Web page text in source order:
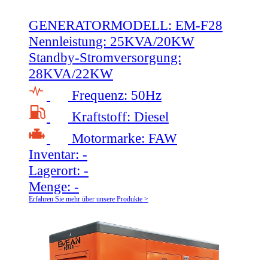
GENERATORMODELL: EM-F28
Nennleistung: 25KVA/20KW
Standby-Stromversorgung:
28KVA/22KW
Frequenz: 50Hz
Kraftstoff: Diesel
Motormarke: FAW
Inventar: -
Lagerort: -
Menge: -
Erfahren Sie mehr über unsere Produkte >